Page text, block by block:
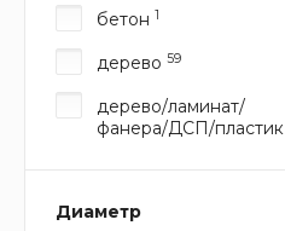
бетон 1
дерево 59
дерево/ламинат/
фанера/ДСП/пластик
Диаметр